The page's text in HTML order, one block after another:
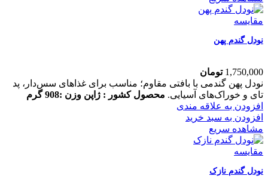
مقایسه
نودل گندم پهن
1,750,000 تومان
نودل پهن گندمی با بافتی مقاوم؛ مناسب برای غذاهای سس‌دار، پد
تای و خوراک‌های آسیایی. محصول کشور : ژاپن وزن :908 گرم
افزودن به علاقه مندی
افزودن به سبد خرید
مشاهده سریع
مقایسه
نودل گندم نازک